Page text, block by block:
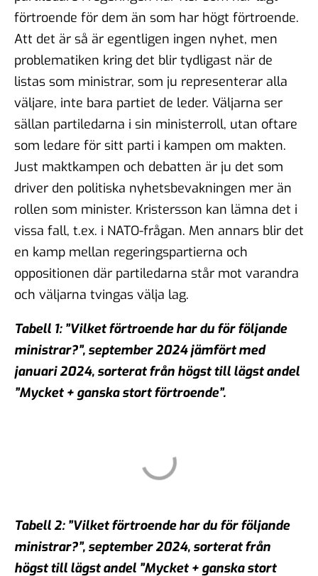
förtroende för dem än som har högt förtroende.
Att det är så är egentligen ingen nyhet, men
problematiken kring det blir tydligast när de
listas som ministrar, som ju representerar alla
väljare, inte bara partiet de leder. Väljarna ser
sällan partiledarna i sin ministerroll, utan oftare
som ledare för sitt parti i kampen om makten.
Just maktkampen och debatten är ju det som
driver den politiska nyhetsbevakningen mer än
rollen som minister. Kristersson kan lämna det i
vissa fall, t.ex. i NATO-frågan. Men annars blir det
en kamp mellan regeringspartierna och
oppositionen där partiledarna står mot varandra
och väljarna tvingas välja lag.
Tabell 1: ”Vilket förtroende har du för följande
ministrar?”, september 2024 jämfört med
januari 2024, sorterat från högst till lägst andel
”Mycket + ganska stort förtroende”.
Tabell 2: ”Vilket förtroende har du för följande
ministrar?”, september 2024, sorterat från
högst till lägst andel ”Mycket + ganska stort